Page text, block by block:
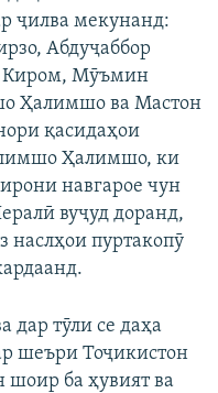
ҷилва мекунанд:
Абдуҷаббор
Киром, Мӯъмин
Ҳалимшо ва Мастон
қасидаҳои
Ҳалимшо, ки
навгарое чун
вуҷуд доранд,
наслҳои пуртакопӯ
дар тӯли се даҳа
шеъри Тоҷикистон
ба ҳувият ва